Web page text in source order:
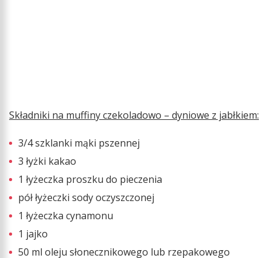
Składniki na muffiny czekoladowo – dyniowe z jabłkiem:
3/4 szklanki mąki pszennej
3 łyżki kakao
1 łyżeczka proszku do pieczenia
pół łyżeczki sody oczyszczonej
1 łyżeczka cynamonu
1 jajko
50 ml oleju słonecznikowego lub rzepakowego